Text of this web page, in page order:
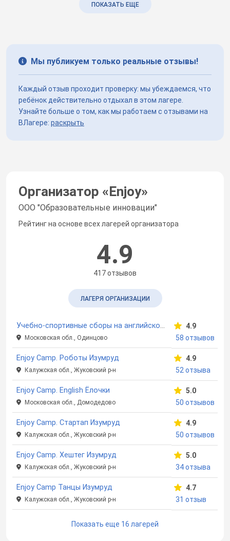
ПОКАЗАТЬ ЕЩЕ
Мы публикуем только реальные отзывы!
Каждый отзыв проходит проверку: мы убеждаемся, что
ребёнок действительно отдыхал в этом лагере.
Узнайте больше о том, как мы работаем с отзывами на
ВЛагере: раскрыть
Организатор «Enjoy»
ООО "Образовательные инновации"
Рейтинг на основе всех лагерей организатора
4.9
417 отзывов
ЛАГЕРЯ ОРГАНИЗАЦИИ
Учебно-спортивные сборы на английском языке Enjoy Camp English в Жаворонках
Московская обл., Одинцово
4.9
58 отзывов
Enjoy Camp. Роботы Изумруд
Калужская обл., Жуковский р-н
4.9
52 отзыва
Enjoy Camp. English Ёлочки
Московская обл., Домодедово
5.0
50 отзывов
Enjoy Camp. Стартап Изумруд
Калужская обл., Жуковский р-н
4.9
50 отзывов
Enjoy Camp. Хештег Изумруд
Калужская обл., Жуковский р-н
5.0
34 отзыва
Enjoy Camp Танцы Изумруд
Калужская обл., Жуковский р-н
4.7
31 отзыв
Показать еще 16 лагерей